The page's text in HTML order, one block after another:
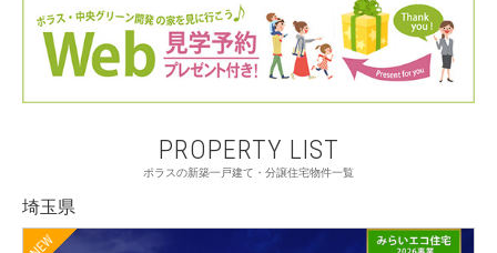
PROPERTY LIST
ポラスの新築一戸建て・分譲住宅物件一覧
埼玉県